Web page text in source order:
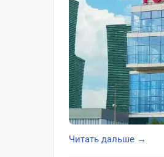
Читать дальше →